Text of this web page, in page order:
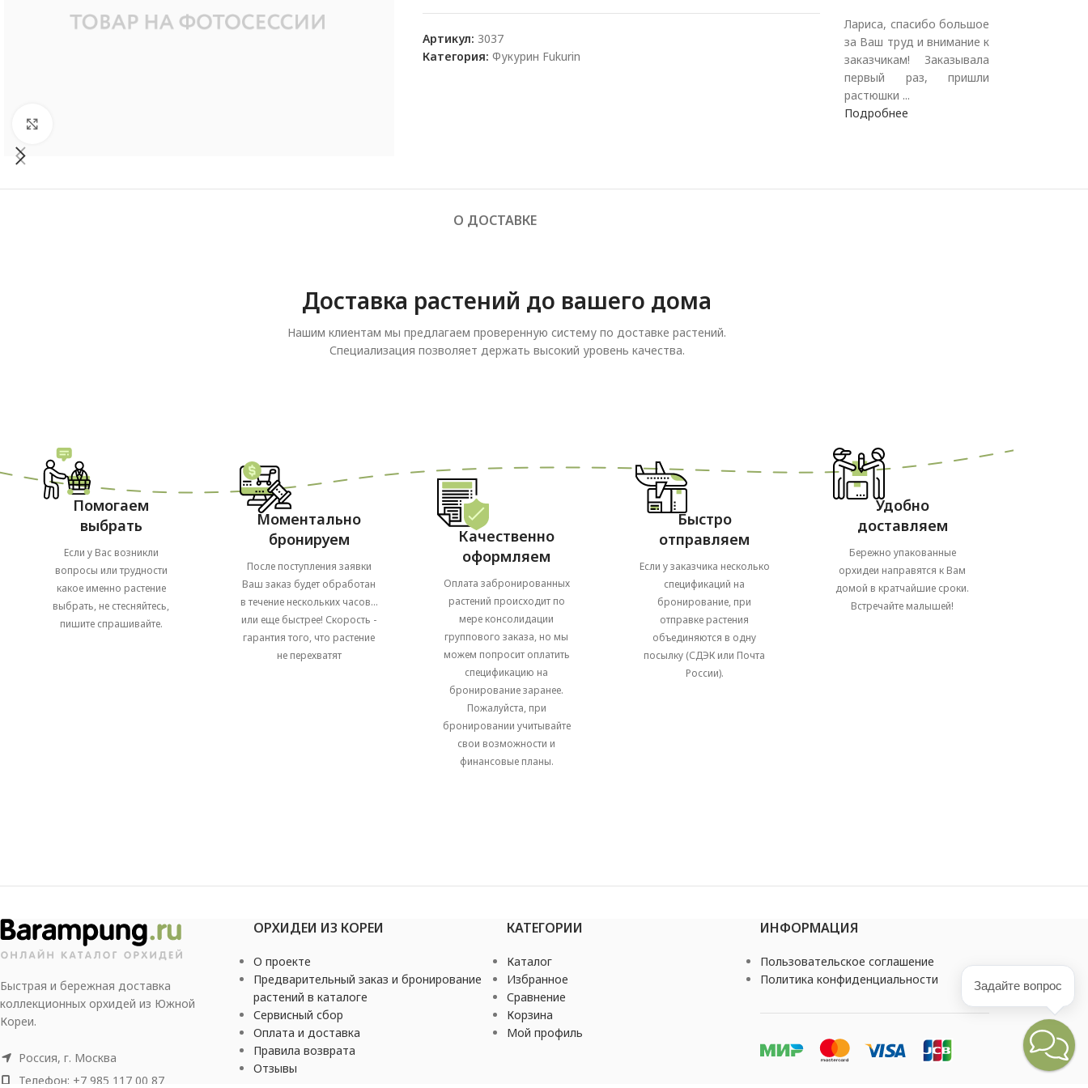
Артикул: 3037
Категория: Фукурин Fukurin
Лариса, спасибо большое
за Ваш труд и внимание к
заказчикам! Заказывала
первый раз, пришли
растюшки ...
Подробнее
О ДОСТАВКЕ
Доставка растений до вашего дома
Нашим клиентам мы предлагаем проверенную систему по доставке растений.
Специализация позволяет держать высокий уровень качества.
Помогаем
выбрать
Если у Вас возникли
вопросы или трудности
какое именно растение
выбрать, не стесняйтесь,
пишите спрашивайте.
Моментально
бронируем
После поступления заявки
Ваш заказ будет обработан
в течение нескольких часов...
или еще быстрее! Скорость -
гарантия того, что растение
не перехватят
Качественно
оформляем
Оплата забронированных
растений происходит по
мере консолидации
группового заказа, но мы
можем попросит оплатить
спецификацию на
бронирование заранее.
Пожалуйста, при
бронировании учитывайте
свои возможности и
финансовые планы.
Быстро
отправляем
Если у заказчика несколько
спецификаций на
бронирование, при
отправке растения
объединяются в одну
посылку (СДЭК или Почта
России).
Удобно
доставляем
Бережно упакованные
орхидеи направятся к Вам
домой в кратчайшие сроки.
Встречайте малышей!
Быстрая и бережная доставка
коллекционных орхидей из Южной
Кореи.
Россия, г. Москва
Телефон: +7 985 117 00 87
ОРХИДЕИ ИЗ КОРЕИ
О проекте
Предварительный заказ и бронирование
растений в каталоге
Сервисный сбор
Оплата и доставка
Правила возврата
Отзывы
КАТЕГОРИИ
Каталог
Избранное
Сравнение
Корзина
Мой профиль
ИНФОРМАЦИЯ
Пользовательское соглашение
Политика конфиденциальности
Задайте вопрос